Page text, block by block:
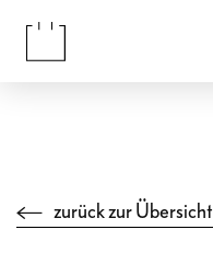
zurück zur Übersicht